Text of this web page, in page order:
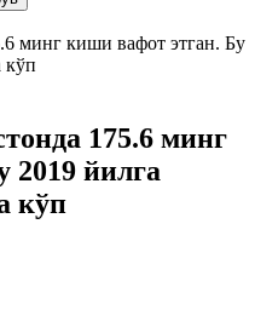
175.6 минг
2019 йилга
кўп